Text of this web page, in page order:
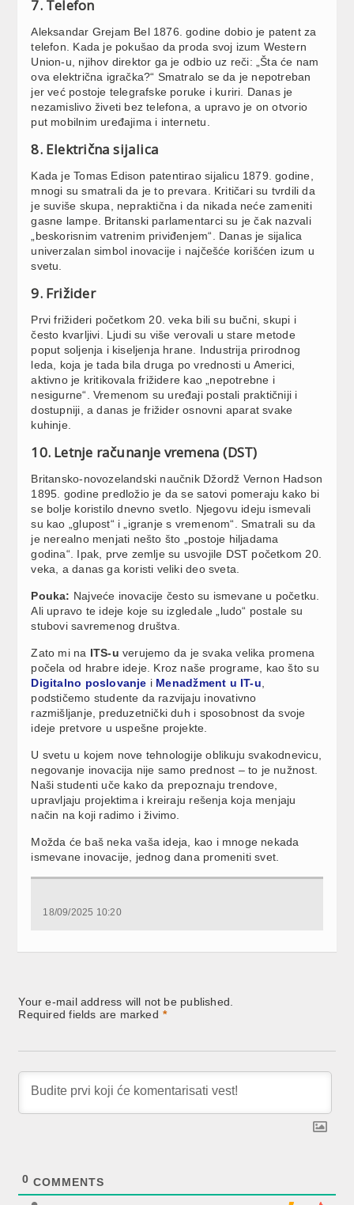
7. Telefon
Aleksandar Grejam Bel 1876. godine dobio je patent za
telefon. Kada je pokušao da proda svoj izum Western
Union-u, njihov direktor ga je odbio uz reči: „Šta će nam
ova električna igračka?“ Smatralo se da je nepotreban
jer već postoje telegrafske poruke i kuriri. Danas je
nezamislivo živeti bez telefona, a upravo je on otvorio
put mobilnim uređajima i internetu.
8. Električna sijalica
Kada je Tomas Edison patentirao sijalicu 1879. godine,
mnogi su smatrali da je to prevara. Kritičari su tvrdili da
je suviše skupa, nepraktična i da nikada neće zameniti
gasne lampe. Britanski parlamentarci su je čak nazvali
„beskorisnim vatrenim priviđenjem“. Danas je sijalica
univerzalan simbol inovacije i najčešće korišćen izum u
svetu.
9. Frižider
Prvi frižideri početkom 20. veka bili su bučni, skupi i
često kvarljivi. Ljudi su više verovali u stare metode
poput soljenja i kiseljenja hrane. Industrija prirodnog
leda, koja je tada bila druga po vrednosti u Americi,
aktivno je kritikovala frižidere kao „nepotrebne i
nesigurne“. Vremenom su uređaji postali praktičniji i
dostupniji, a danas je frižider osnovni aparat svake
kuhinje.
10. Letnje računanje vremena (DST)
Britansko-novozelandski naučnik Džordž Vernon Hadson
1895. godine predložio je da se satovi pomeraju kako bi
se bolje koristilo dnevno svetlo. Njegovu ideju ismevali
su kao „glupost“ i „igranje s vremenom“. Smatrali su da
je nerealno menjati nešto što „postoje hiljadama
godina“. Ipak, prve zemlje su usvojile DST početkom 20.
veka, a danas ga koristi veliki deo sveta.
Pouka: Najveće inovacije često su ismevane u početku.
Ali upravo te ideje koje su izgledale „ludo“ postale su
stubovi savremenog društva.
Zato mi na ITS-u verujemo da je svaka velika promena
počela od hrabre ideje. Kroz naše programe, kao što su
Digitalno poslovanje i Menadžment u IT-u
podstičemo studente da razvijaju inovativno
razmišljanje, preduzetnički duh i sposobnost da svoje
ideje pretvore u uspešne projekte.
U svetu u kojem nove tehnologije oblikuju svakodnevicu,
negovanje inovacija nije samo prednost – to je nužnost.
Naši studenti uče kako da prepoznaju trendove,
upravljaju projektima i kreiraju rešenja koja menjaju
način na koji radimo i živimo.
Možda će baš neka vaša ideja, kao i mnoge nekada
ismevane inovacije, jednog dana promeniti svet.
18/09/2025 10:20
Your e-mail address will not be published.
Required fields are marked *
0 COMMENTS